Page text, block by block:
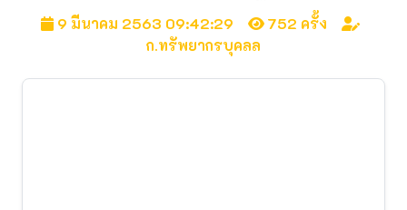
9 มีนาคม 2563 09:42:29
752 ครั้ง
ก.ทรัพยากรบุคลล